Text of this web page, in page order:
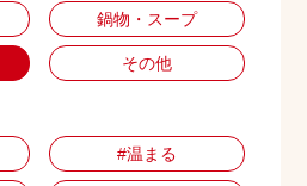
鍋物・スープ
その他
#温まる